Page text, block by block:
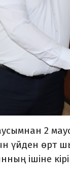
2
үйден өрт
ішіне